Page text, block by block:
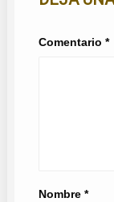
Comentario *
Nombre *